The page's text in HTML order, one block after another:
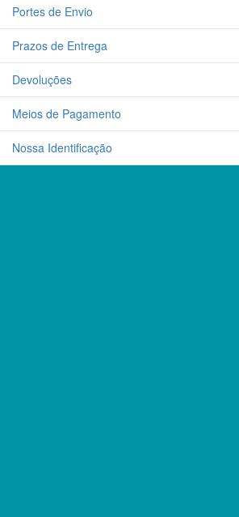
may
be
chosen
on
the
product
page
Portes de Envio
Prazos de Entrega
Devoluções
Meios de Pagamento
Nossa Identificação